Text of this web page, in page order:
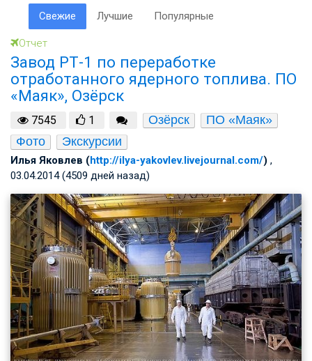
Свежие Лучшие Популярные
Отчет
Завод РТ-1 по переработке
отработанного ядерного топлива. ПО
«Маяк», Озёрск
7545 1 Озёрск
ПО «Маяк»
Фото
Экскурсии
Илья Яковлев (http://ilya-yakovlev.livejournal.com/) ,
03.04.2014 (4509 дней назад)